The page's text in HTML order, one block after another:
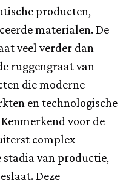
producten,
materialen. De
veel verder dan
ruggengraat van
die moderne
en technologische
voor de
complex
van productie,
Deze